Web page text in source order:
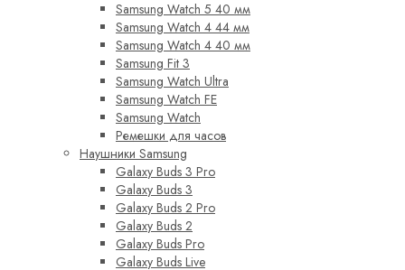
Samsung Watch 5 40 мм
Samsung Watch 4 44 мм
Samsung Watch 4 40 мм
Samsung Fit 3
Samsung Watch Ultra
Samsung Watch FE
Samsung Watch
Ремешки для часов
Наушники Samsung
Galaxy Buds 3 Pro
Galaxy Buds 3
Galaxy Buds 2 Pro
Galaxy Buds 2
Galaxy Buds Pro
Galaxy Buds Live